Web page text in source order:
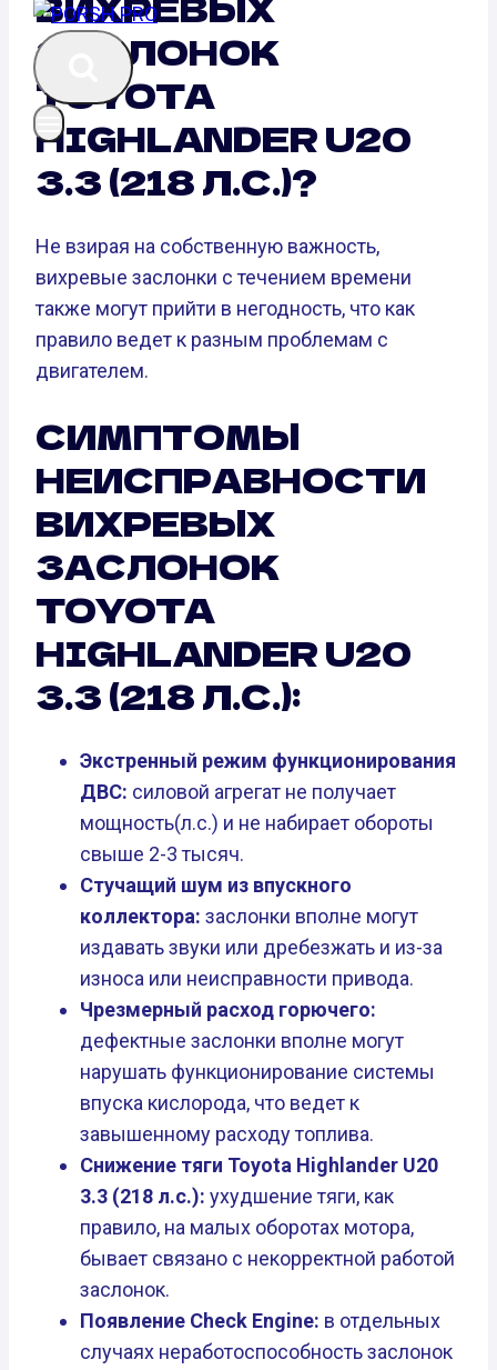
ЗАСЛОНОК
TOYOTA
HIGHLANDER U20
3.3 (218 Л.С.)?
Не взирая на собственную важность,
вихревые заслонки с течением времени
также могут прийти в негодность, что как
правило ведет к разным проблемам с
двигателем.
СИМПТОМЫ
НЕИСПРАВНОСТИ
ВИХРЕВЫХ
ЗАСЛОНОК
TOYOTA
HIGHLANDER U20
3.3 (218 Л.С.):
Экстренный режим функционирования
ДВС: силовой агрегат не получает
мощность(л.с.) и не набирает обороты
свыше 2-3 тысяч.
Стучащий шум из впускного
коллектора: заслонки вполне могут
издавать звуки или дребезжать и из-за
износа или неисправности привода.
Чрезмерный расход горючего:
дефектные заслонки вполне могут
нарушать функционирование системы
впуска кислорода, что ведет к
завышенному расходу топлива.
Снижение тяги Toyota Highlander U20
3.3 (218 л.с.): ухудшение тяги, как
правило, на малых оборотах мотора,
бывает связано с некорректной работой
заслонок.
Появление Check Engine: в отдельных
случаях неработоспособность заслонок